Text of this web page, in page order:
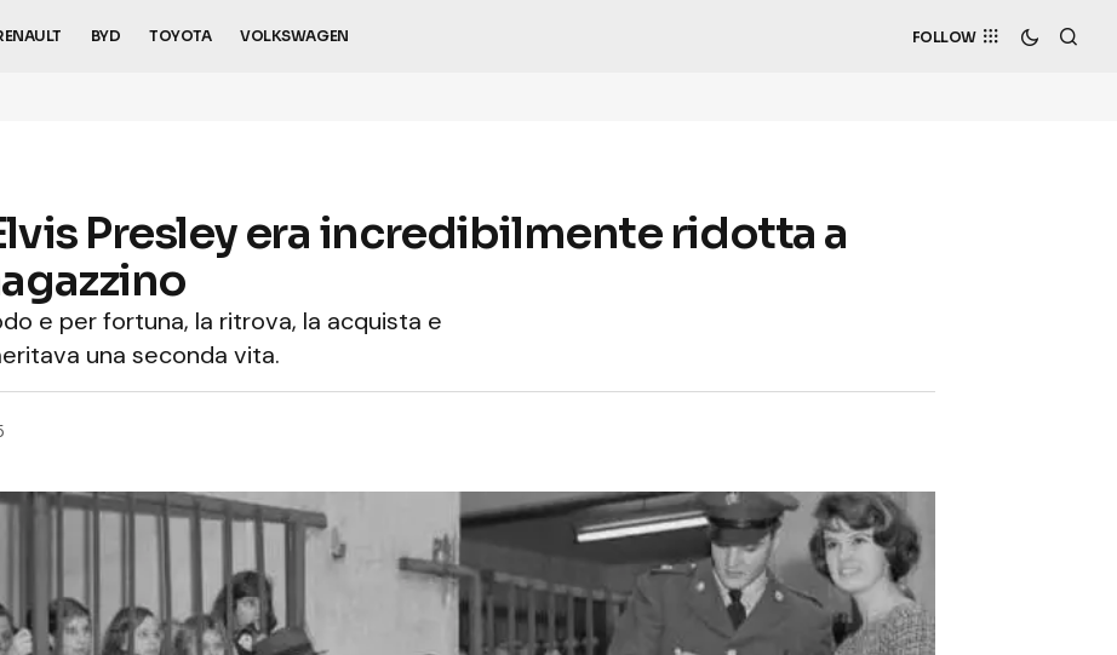
BYD TOYOTA VOLKSWAGEN FOLLOW
Presley era incredibilmente ridotta a
e per fortuna, la ritrova, la acquista e
una seconda vita.